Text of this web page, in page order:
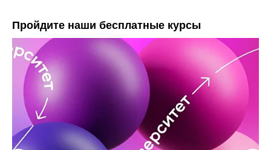
Пройдите наши бесплатные курсы